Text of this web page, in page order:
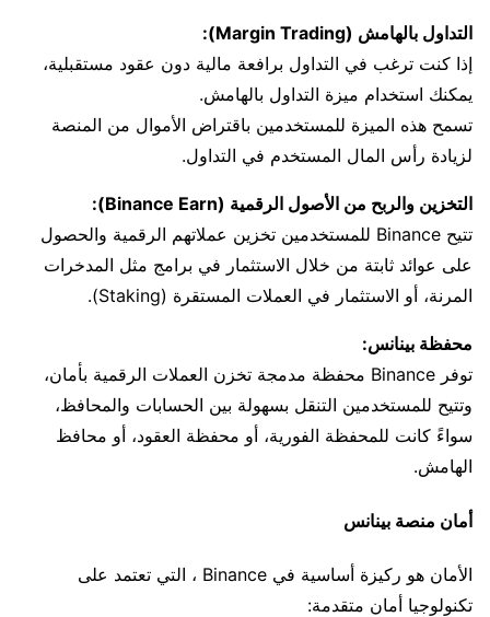
التداول بالهامش (Margin Trading):
إذا كنت ترغب في التداول برافعة مالية دون عقود مستقبلية،
يمكنك استخدام ميزة التداول بالهامش.
تسمح هذه الميزة للمستخدمين باقتراض الأموال من المنصة
لزيادة رأس المال المستخدم في التداول.
التخزين والربح من الأصول الرقمية (Binance Earn):
تتيح Binance للمستخدمين تخزين عملاتهم الرقمية والحصول
على عوائد ثابتة من خلال الاستثمار في برامج مثل المدخرات
المرنة، أو الاستثمار في العملات المستقرة (Staking).
محفظة بينانس:
توفر Binance محفظة مدمجة تخزن العملات الرقمية بأمان،
وتتيح للمستخدمين التنقل بسهولة بين الحسابات والمحافظ،
سواءً كانت للمحفظة الفورية، أو محفظة العقود، أو محافظ
الهامش.
أمان منصة بينانس
الأمان هو ركيزة أساسية في Binance ، التي تعتمد على
تكنولوجيا أمان متقدمة: